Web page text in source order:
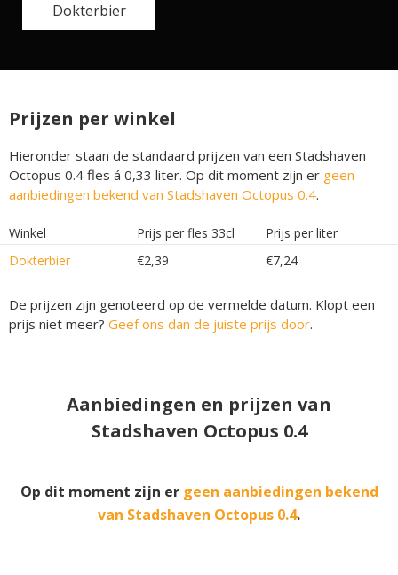
Dokterbier
Prijzen per winkel
Hieronder staan de standaard prijzen van een Stadshaven
Octopus 0.4 fles á 0,33 liter. Op dit moment zijn er geen
aanbiedingen bekend van Stadshaven Octopus 0.4.
Winkel Prijs per fles 33cl
Prijs per liter
Dokterbier
€2,39 €7,24
De prijzen zijn genoteerd op de vermelde datum. Klopt een
prijs niet meer? Geef ons dan de juiste prijs door.
Aanbiedingen en prijzen van
Stadshaven Octopus 0.4
Op dit moment zijn er geen aanbiedingen bekend
van Stadshaven Octopus 0.4.